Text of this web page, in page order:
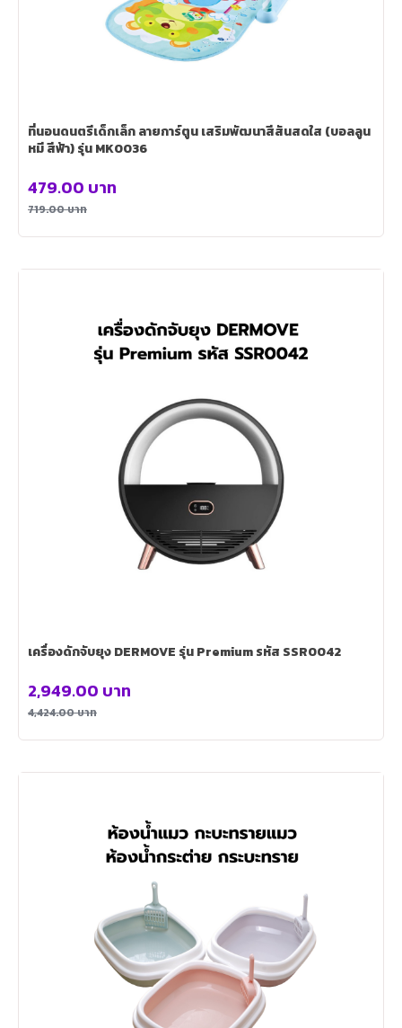
ที่นอนดนตรีเด็กเล็ก ลายการ์ตูน เสริมพัฒนาสีสันสดใส (บอลลูน
หมี สีฟ้า) รุ่น MK0036
719.00บาท
479.00 บาท
เครื่องดักจับยุง DERMOVE รุ่น Premium รหัส SSR0042
4,424.00บาท
2,949.00 บาท